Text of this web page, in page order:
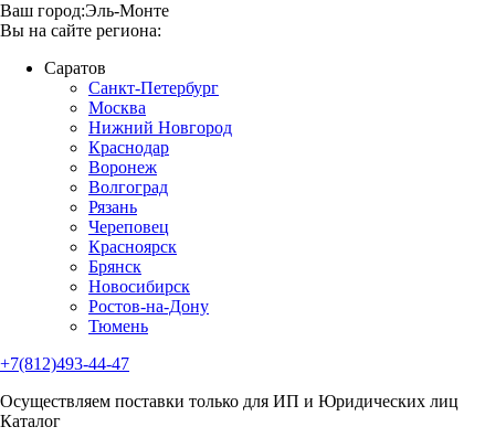
Ваш город:Эль-Монте
Вы на сайте региона:
Саратов
Санкт-Петербург
Москва
Нижний Новгород
Краснодар
Воронеж
Волгоград
Рязань
Череповец
Красноярск
Брянск
Новосибирск
Ростов-на-Дону
Тюмень
+7(812)493-44-47
Осуществляем поставки только для ИП и Юридических лиц
Каталог